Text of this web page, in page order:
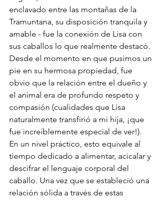
enclavado entre las montañas de la
Tramuntana, su disposición tranquila y
amable - fue la conexión de Lisa con
sus caballos lo que realmente destacó.
Desde el momento en que pusimos un
pie en su hermosa propiedad, fue
obvio que la relación entre el dueño y
el animal era de profundo respeto y
compasión (cualidades que Lisa
naturalmente transfirió a mi hija, ¡que
fue increíblemente especial de ver!).
En un nivel práctico, esto equivale al
tiempo dedicado a alimentar, acicalar y
descifrar el lenguaje corporal del
caballo. Una vez que se estableció una
relación sólida a través de estas